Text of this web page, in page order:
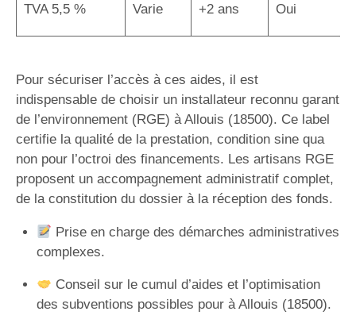
TVA 5,5 % Varie +2 ans Oui
Pour sécuriser l’accès à ces aides, il est
indispensable de choisir un installateur reconnu garant
de l’environnement (RGE) à Allouis (18500). Ce label
certifie la qualité de la prestation, condition sine qua
non pour l’octroi des financements. Les artisans RGE
proposent un accompagnement administratif complet,
de la constitution du dossier à la réception des fonds.
Prise en charge des démarches administratives
complexes.
Conseil sur le cumul d’aides et l’optimisation
des subventions possibles pour à Allouis (18500).